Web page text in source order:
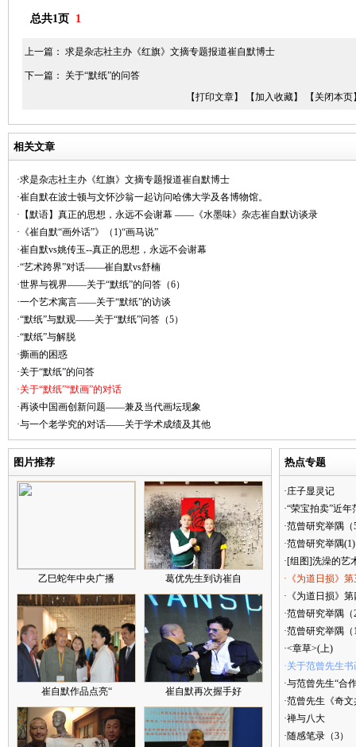
总共1页 1
上一篇： 求是杂志社主办《红旗》文摘专题报道崔自默博士
下一篇： 关于“默纸”的问答
【打印文章】
【加入收藏】 【关闭本页
相关文章
·求是杂志社主办《红旗》文摘专题报道崔自默博士
·崔自默在波士顿与文怀沙翁一起访问哈佛大学及各博物馆。
·【默语】真正的思想，永远不会谢幕 ——《水墨味》杂志崔自默访谈录
·《崔自默“画外话”》（1)“画马说”
·崔自默vs姚传玉--真正的思想，永远不会谢幕
·“艺术跨界”对话——崔自默vs舒楠
·世界与视界——关于“默纸”的问答（6）
·一个艺术寓言——关于“默纸”的访谈
·“默纸”与默观——关于“默纸”问答（5）
·“默纸”与解脱
·撕画的困惑
·关于“默纸”的问答
·关于“默纸”“默画”的对话
·再谈中国画创新问题——兼及当代画坛现象
·与一个老学究的对话——关于学术成绩及其他
图片推荐
乙巳蛇年中央广播 葛优先生到访崔自
崔自默作品点亮“ 崔自默再次握手好
热点专题
·庄子显灵记
·“荣宝拍卖”近
·范曾研究举隅（
·范曾研究举隅(1)
·[组图]洗澡的艺
·《为道日损》
·《为道日损》
·范曾研究举隅（
·范曾研究举隅（
·<章草>(上)
·关于范曾先生
·与范曾先生“合
·范曾先生《奇
·禅与八大
·随感笔录（3）